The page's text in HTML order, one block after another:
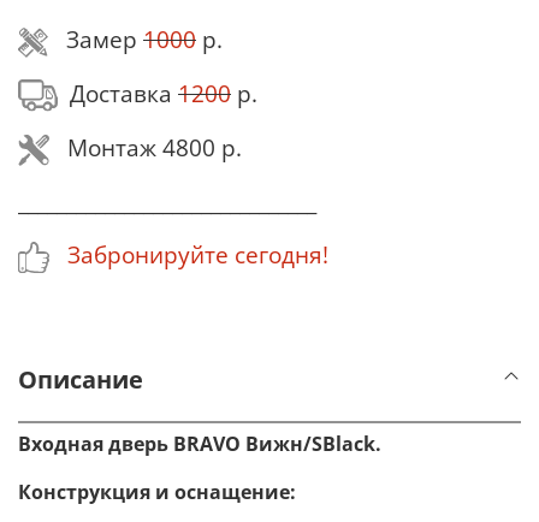
Замер 1000 р.
Доставка 1200 р.
Монтаж 4800 р.
Забронируйте сегодня!
Описание
Входная дверь BRAVO Вижн/SBlack.
Конструкция и оснащение: